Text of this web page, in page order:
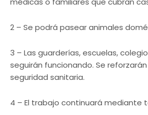
2 – Se podrá pasear animales
3 – Las guarderías, escuelas,
seguirán funcionando. Se
seguridad sanitaria.
4 – El trabajo continuará mediante